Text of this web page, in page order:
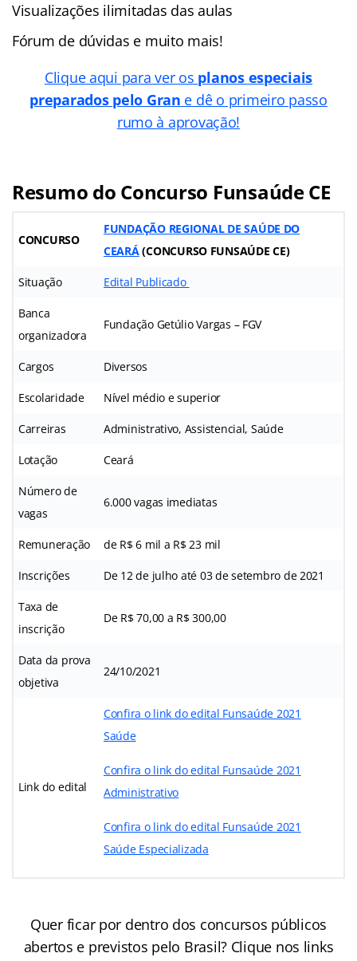
Visualizações ilimitadas das aulas
Fórum de dúvidas e muito mais!
Clique aqui para ver os planos especiais
preparados pelo Gran e dê o primeiro passo
rumo à aprovação!
Resumo do Concurso Funsaúde CE
CONCURSO
FUNDAÇÃO REGIONAL DE SAÚDE DO
CEARÁ(CONCURSO FUNSAÚDE CE)
Situação Edital Publicado
Banca
organizadora
Fundação Getúlio Vargas – FGV
Cargos Diversos
Escolaridade Nível médio e superior
Carreiras Administrativo, Assistencial, Saúde
Lotação Ceará
Número de
vagas
6.000 vagas imediatas
Remuneração de R$ 6 mil a R$ 23 mil
Inscrições De 12 de julho até 03 de setembro de 2021
Taxa de
inscrição
De R$ 70,00 a R$ 300,00
Data da prova
objetiva
24/10/2021
Link do edital
Confira o link do edital Funsaúde 2021
Saúde
Confira o link do edital Funsaúde 2021
Administrativo
Confira o link do edital Funsaúde 2021
Saúde Especializada
Quer ficar por dentro dos concursos públicos
abertos e previstos pelo Brasil? Clique nos links